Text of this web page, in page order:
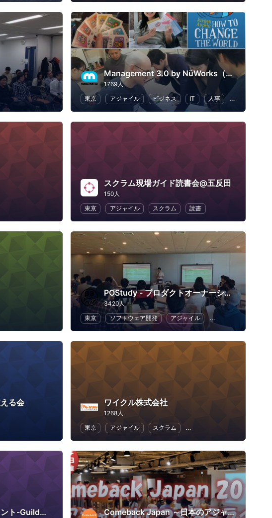
Management 3.0 by NüWorks（ウェルビーイング・リーダーシップ）
1769人
東京
アジャイル ビジネス IT 人事 リーダーシップ
スクラム現場ガイド読書会@五反田
150人
東京
アジャイル スクラム 読書
POStudy - プロダクトオーナーシップ研究会 -
3420人
東京
ソフトウェア開発 アジャイル スクラム
る会 ワイクル株式会社
1268人
東京
アジャイル スクラム ソフトウェア開発
永和システムマネジメント-GuildWorks Comeback Japan ～日本のアジャイルを応援しよう～